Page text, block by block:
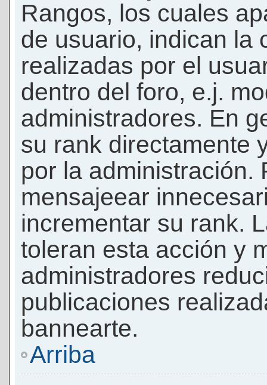
Rangos, los cuales
de usuario, indican la
realizadas por el
dentro del foro, e.j.
administradores. En
su rank directamente
por la administración.
mensajeear
incrementar su rank.
toleran esta acción y
administradores
publicaciones
bannearte.
Arriba